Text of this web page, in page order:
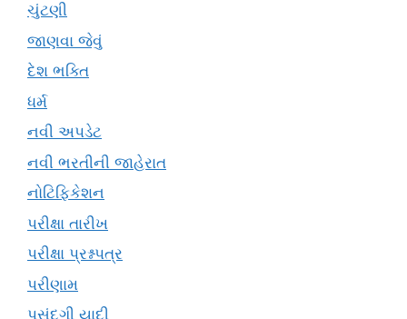
ચુંટણી
જાણવા જેવું
દેશ ભક્તિ
ધર્મ
નવી અપડેટ
નવી ભરતીની જાહેરાત
નોટિફિકેશન
પરીક્ષા તારીખ
પરીક્ષા પ્રશ્નપત્ર
પરીણામ
પસંદગી યાદી